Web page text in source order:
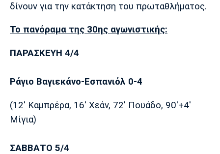
Μονακό
Ερυθρός
Τότεναμ
δίνουν για την κατάκτηση του πρωταθλήματος.
Το πανόραμα της 30ης αγωνιστικής:
ΠΑΡΑΣΚΕΥΗ 4/4
Ράγιο Βαγιεκάνο-Εσπανιόλ 0-4
(12' Καμπρέρα, 16' Χεάν, 72' Πουάδο, 90'+4'
Μίγια)
ΣΑΒΒΑΤΟ 5/4